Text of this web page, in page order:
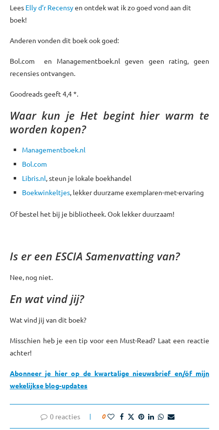
Lees Elly d’r Recensyen ontdek wat ik zo goed vond aan dit
boek!
Anderen vonden dit boek ook goed:
Bol.com en Managementboek.nl geven geen rating, geen
recensies ontvangen.
Goodreads geeft 4,4 *.
Waar kun jeHet begint hier warm te
worden kopen?
Managementboek.nl
Bol.com
Libris.nl, steun je lokale boekhandel
Boekwinkeltjes, lekker duurzame exemplaren-met-ervaring
Of bestel het bij je bibliotheek. Ook lekker duurzaam!
Is er een ESCIA Samenvatting van?
Nee, nog niet.
En wat vind jij?
Wat vind jij van dit boek?
Misschien heb je een tip voor een Must-Read? Laat een reactie
achter!
Abonneer je hier op de kwartalige nieuwsbrief en/óf mijn
wekelijkse blog-updates
0 reacties 0